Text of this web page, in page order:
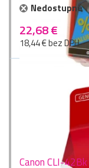
Nedostupné
22,68 €
18,44 € bez DPH
Canon CLI-